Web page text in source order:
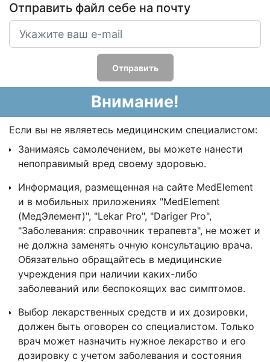
Отправить файл себе на почту
Отправить
Внимание!
Если вы не являетесь медицинским специалистом:
Занимаясь самолечением, вы можете нанести
непоправимый вред своему здоровью.
Информация, размещенная на сайте MedElement
и в мобильных приложениях "MedElement
(МедЭлемент)", "Lekar Pro", "Dariger Pro",
"Заболевания: справочник терапевта", не может и
не должна заменять очную консультацию врача.
Обязательно обращайтесь в медицинские
учреждения при наличии каких-либо
заболеваний или беспокоящих вас симптомов.
Выбор лекарственных средств и их дозировки,
должен быть оговорен со специалистом. Только
врач может назначить нужное лекарство и его
дозировку с учетом заболевания и состояния